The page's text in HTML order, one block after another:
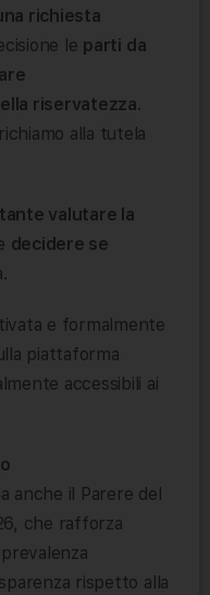
richiesta
le parti da
riservatezza.
alla tutela
valutare la
decidere se
e formalmente
piattaforma
accessibili ai
anche il Parere del
che rafforza
rispetto alla